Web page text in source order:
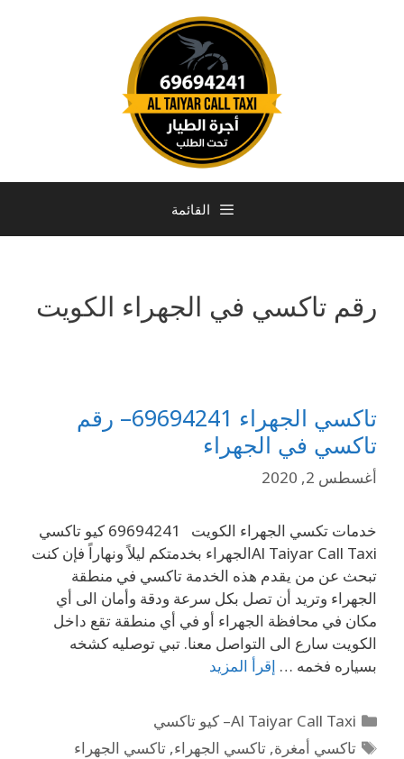
القائمة
رقم تاكسي في الجهراء الكويت
تاكسي الجهراء 69694241– رقم
تاكسي في الجهراء
أغسطس 2, 2020
خدمات تكسي الجهراء الكويت 69694241 كيو تاكسي
Al Taiyar Call Taxiالجهراء بخدمتكم ليلاً ونهاراً فإن كنت
تبحث عن من يقدم هذه الخدمة تاكسي في منطقة
الجهراء وتريد أن تصل بكل سرعة ودقة وأمان الى أي
مكان في محافظة الجهراء أو في أي منطقة تقع داخل
الكويت سارع الى التواصل معنا. تبي توصليه كشخه
بسياره فخمه … إقرأ المزيد
Al Taiyar Call Taxi– كيو تاكسي
تاكسي أمغرة,تاكسي الجهراء,تاكسي الجهراء